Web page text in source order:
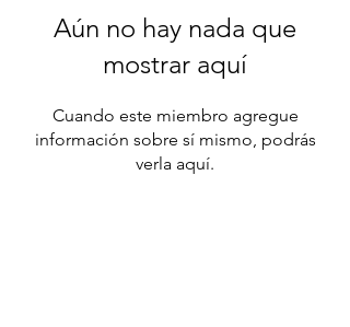
Aún no hay nada que
mostrar aquí
Cuando este miembro agregue
información sobre sí mismo, podrás
verla aquí.